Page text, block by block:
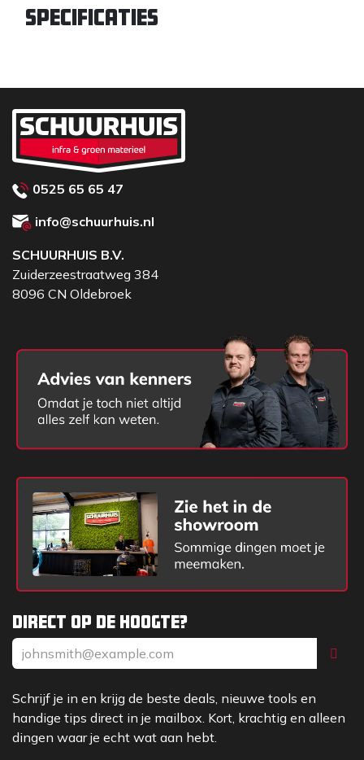
Specificaties
Direct op de hoogte?
Schrijf je in en krijg de beste deals, nieuwe tools en
handige tips direct in je mailbox. Kort, krachtig en alleen
dingen waar je echt wat aan hebt.
0525 65 65 47
info@schuurhuis.nl
SCHUURHUIS B.V.
Zuiderzeestraatweg 384
8096 CN Oldebroek